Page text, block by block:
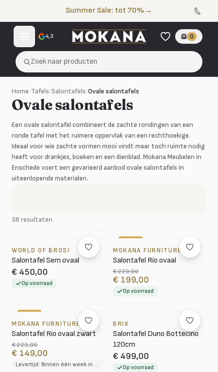
Summer Sale: tot 70% →
4,3 0
Zoek naar producten
Home/Tafels/Salontafels/Ovale salontafels
Ovale salontafels
Een ovale salontafel combineert de zachte rondingen van een
ronde tafel met het ruimere oppervlak van een rechthoekige.
Ideaal voor wie zachte vormen mooi vindt maar toch ruimte nodig
heeft voor drankjes, boeken en een dienblad. Mokana Meubelen in
Enschede voert een gevarieerd aanbod ovale salontafels in
uiteenlopende materialen.
38 resultaten
WORLD OF BROSI
Salontafel Sem ovaal
€ 450,00
Op voorraad
MOKANA FURNITURE
Salontafel Rio ovaal
€ 229,00
€ 199,00
Op voorraad
MOKANA FURNITURE
Salontafel Rio ovaal zwart
€ 229,00
€ 149,00
Levertijd: Binnen één week in huis
BRIX
Salontafel Duno Bottecino
120cm
€ 499,00
Op voorraad